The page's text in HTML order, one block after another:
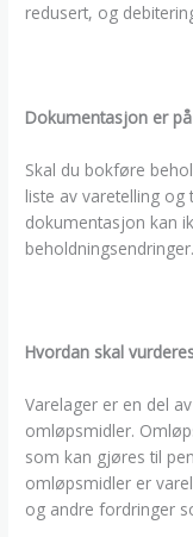
redusert, og
Dokumentasjon er
Skal du bokføre
liste av varetelling og
dokumentasjon kan
beholdningsendringer.
Hvordan skal
Varelager er en del
omløpsmidler.
som kan gjøres til
omløpsmidler er
og andre fordringer